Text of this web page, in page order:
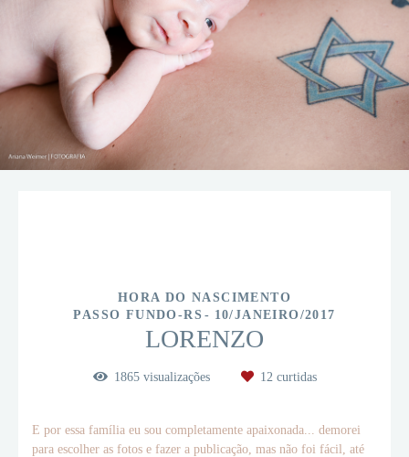
HORA DO NASCIMENTO
PASSO FUNDO-RS
10/JANEIRO/2017
LORENZO
1865visualizações 12 curtidas
E por essa família eu sou completamente apaixonada... demorei
para escolher as fotos e fazer a publicação, mas não foi fácil, até